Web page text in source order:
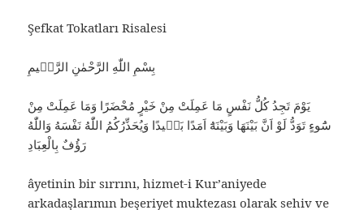
Şefkat Tokatları Risalesi
بِسْمِ اللّٰهِ الرَّحْمٰنِ الرَّحٖيمِ
يَوْمَ تَجِدُ كُلُّ نَفْسٍ مَا عَمِلَتْ مِنْ خَيْرٍ مُحْضَرًا وَمَا عَمِلَتْ مِنْ
سُٓوءٍ تَوَدُّ لَوْ اَنَّ بَيْنَهَا وَبَيْنَهُٓ اَمَدًا بَعٖيدًا وَيُحَذِّرُكُمُ اللّٰهُ نَفْسَهُ وَاللّٰهُ
رَؤُفٌ بِالْعِبَادِ
âyetinin bir sırrını, hizmet-i Kur’aniyede
arkadaşlarımın beşeriyet muktezası olarak sehiv ve